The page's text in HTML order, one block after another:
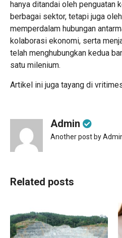
hanya ditandai oleh penguatan
berbagai sektor, tetapi juga
memperdalam hubungan
kolaborasi ekonomi, serta
telah menghubungkan kedua
satu milenium.
Artikel ini juga tayang di
Admin
Another post by
Related posts